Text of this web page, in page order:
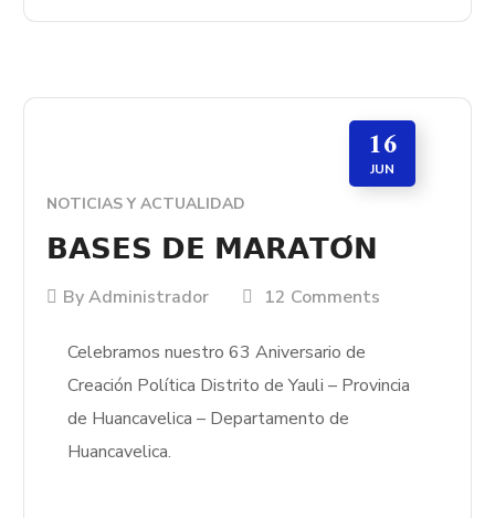
16
JUN
NOTICIAS Y ACTUALIDAD
𝗕𝗔𝗦𝗘𝗦 𝗗𝗘 𝗠𝗔𝗥𝗔𝗧𝗢́𝗡
ByAdministrador 12 Comments
Celebramos nuestro 63 Aniversario de
Creación Política Distrito de Yauli – Provincia
de Huancavelica – Departamento de
Huancavelica.